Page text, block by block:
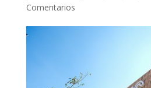
Comentarios